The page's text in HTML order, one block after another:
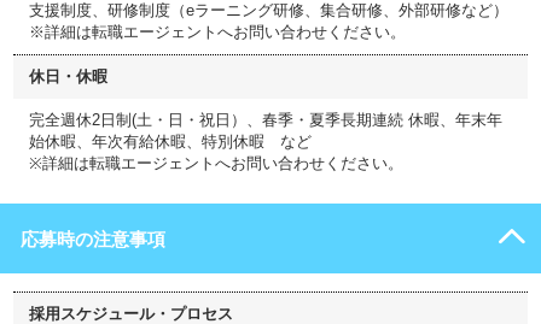
支援制度、研修制度（eラーニング研修、集合研修、外部研修など）
※詳細は転職エージェントへお問い合わせください。
休日・休暇
完全週休2日制(土・日・祝日）、春季・夏季長期連続 休暇、年末年
始休暇、年次有給休暇、特別休暇 など
※詳細は転職エージェントへお問い合わせください。
応募時の注意事項
採用スケジュール・プロセス